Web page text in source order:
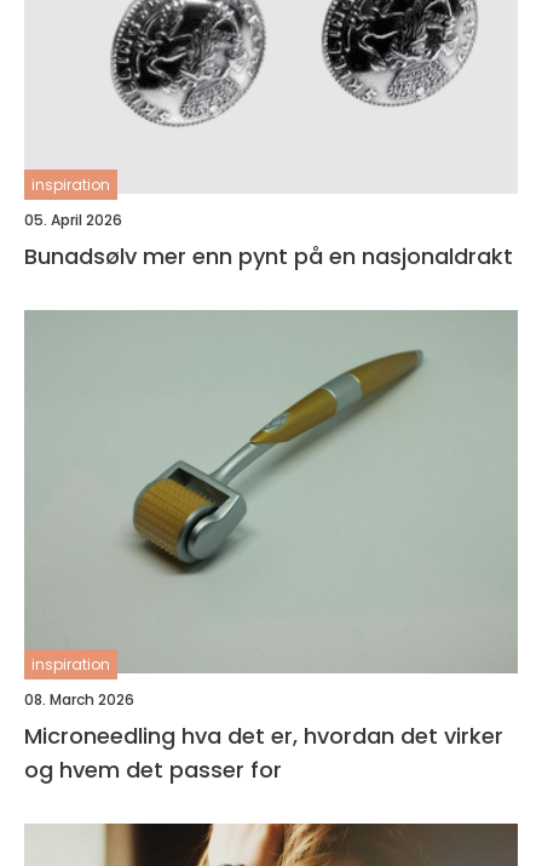
inspiration
05. April 2026
Bunadsølv mer enn pynt på en nasjonaldrakt
inspiration
08. March 2026
Microneedling hva det er, hvordan det virker
og hvem det passer for